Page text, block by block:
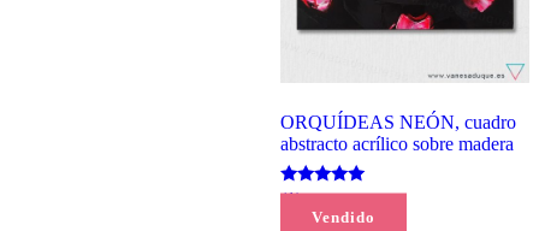
Vendido
ORQUÍDEAS NEÓN, cuadro
abstracto acrílico sobre madera
Valorado
(1)
135,00€